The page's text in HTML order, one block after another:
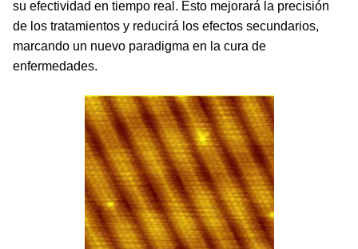
su efectividad en tiempo real. Esto mejorará la precisión
de los tratamientos y reducirá los efectos secundarios,
marcando un nuevo paradigma en la cura de
enfermedades.